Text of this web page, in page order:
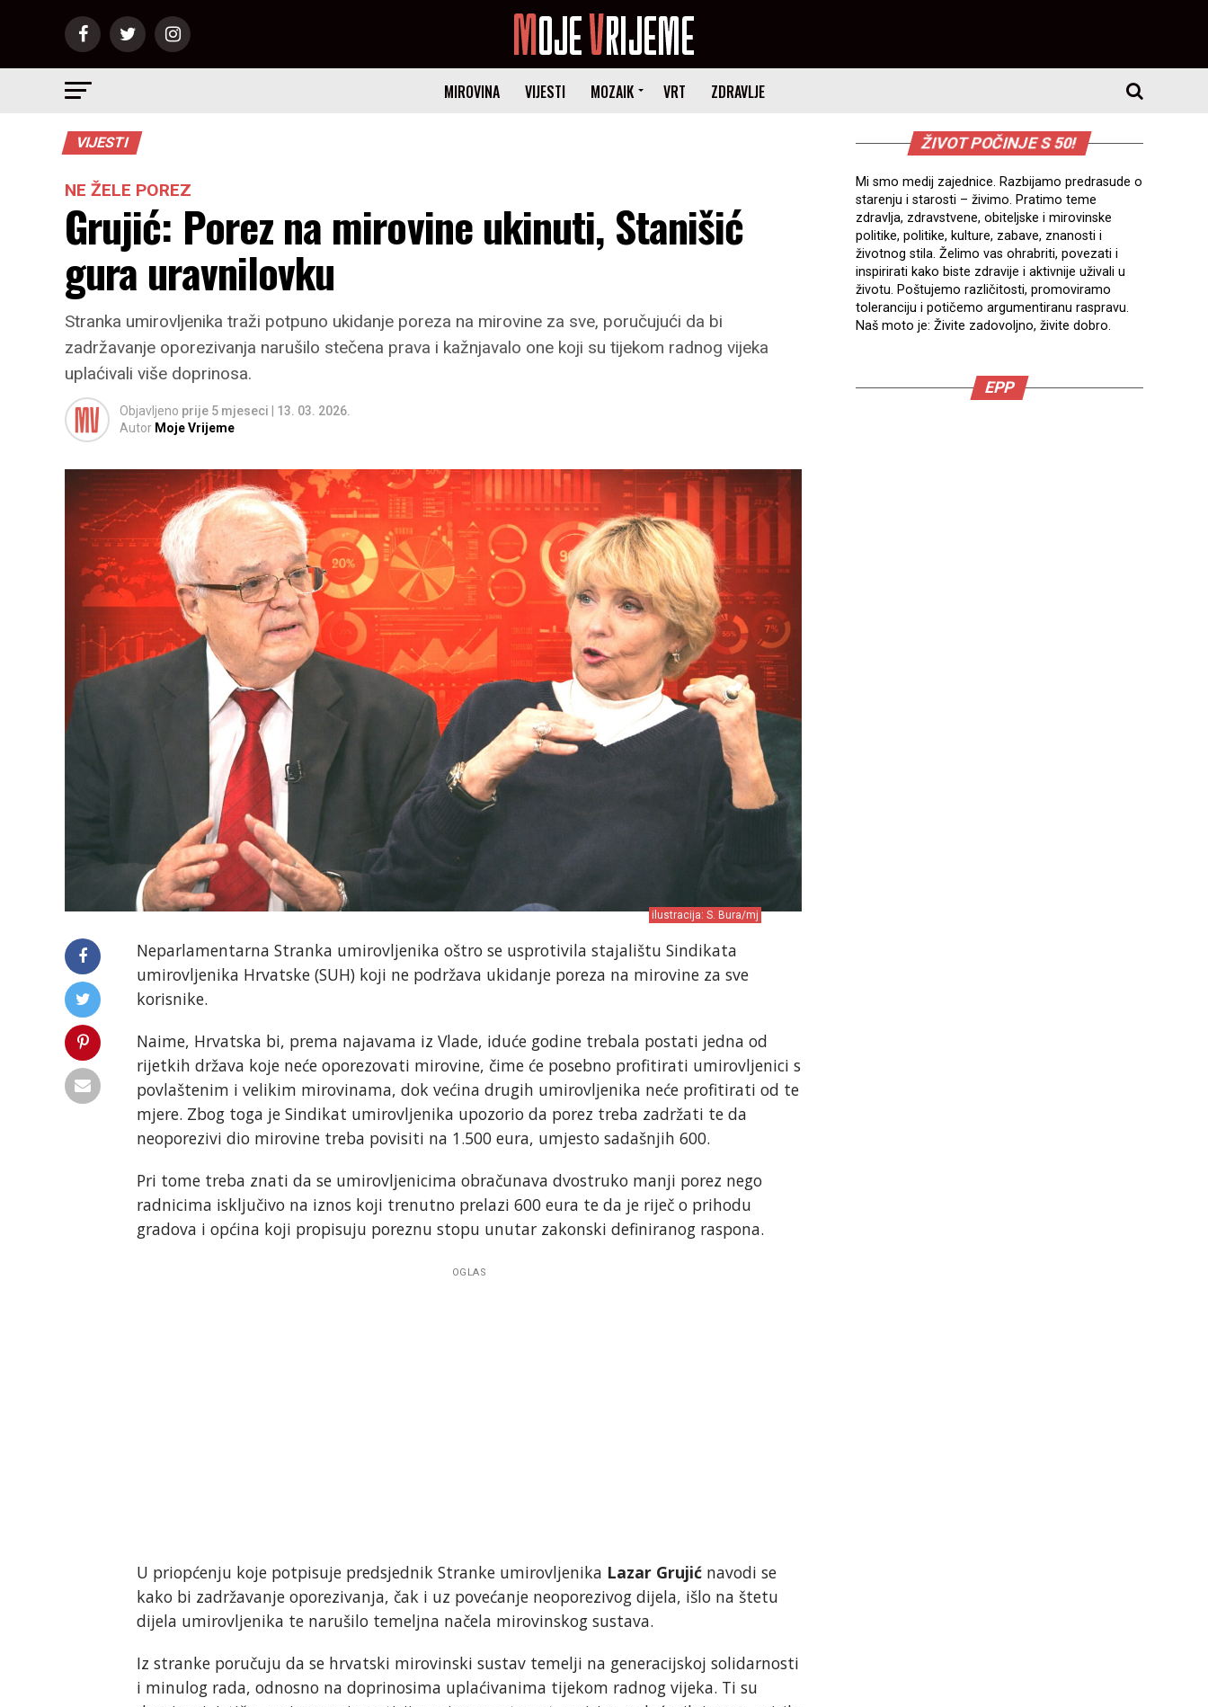
MIROVINA VIJESTI MOZAIK VRT ZDRAVLJE
VIJESTI
NE ŽELE POREZ
Grujić: Porez na mirovine ukinuti, Stanišić
gura uravnilovku
Stranka umirovljenika traži potpuno ukidanje poreza na mirovine za sve, poručujući da bi
zadržavanje oporezivanja narušilo stečena prava i kažnjavalo one koji su tijekom radnog vijeka
uplaćivali više doprinosa.
Objavljeno prije 5 mjeseci
13. 03. 2026.
Autor Moje Vrijeme
ilustracija: S. Bura/mj
Neparlamentarna Stranka umirovljenika oštro se usprotivila stajalištu Sindikata
umirovljenika Hrvatske (SUH) koji ne podržava ukidanje poreza na mirovine za sve
korisnike.
Naime, Hrvatska bi, prema najavama iz Vlade, iduće godine trebala postati jedna od
rijetkih država koje neće oporezovati mirovine, čime će posebno profitirati umirovljenici s
povlaštenim i velikim mirovinama, dok većina drugih umirovljenika neće profitirati od te
mjere. Zbog toga je Sindikat umirovljenika upozorio da porez treba zadržati te da
neoporezivi dio mirovine treba povisiti na 1.500 eura, umjesto sadašnjih 600.
Pri tome treba znati da se umirovljenicima obračunava dvostruko manji porez nego
radnicima isključivo na iznos koji trenutno prelazi 600 eura te da je riječ o prihodu
gradova i općina koji propisuju poreznu stopu unutar zakonski definiranog raspona.
OGLAS
U priopćenju koje potpisuje predsjednik Stranke umirovljenika Lazar Grujić navodi se
kako bi zadržavanje oporezivanja, čak i uz povećanje neoporezivog dijela, išlo na štetu
dijela umirovljenika te narušilo temeljna načela mirovinskog sustava.
Iz stranke poručuju da se hrvatski mirovinski sustav temelji na generacijskoj solidarnosti
i minulog rada, odnosno na doprinosima uplaćivanima tijekom radnog vijeka. Ti su
ŽIVOT POČINJE S 50!
Mi smo medij zajednice. Razbijamo predrasude o
starenju i starosti – živimo. Pratimo teme
zdravlja, zdravstvene, obiteljske i mirovinske
politike, politike, kulture, zabave, znanosti i
životnog stila. Želimo vas ohrabriti, povezati i
inspirirati kako biste zdravije i aktivnije uživali u
životu. Poštujemo različitosti, promoviramo
toleranciju i potičemo argumentiranu raspravu.
Naš moto je: Živite zadovoljno, živite dobro.
EPP